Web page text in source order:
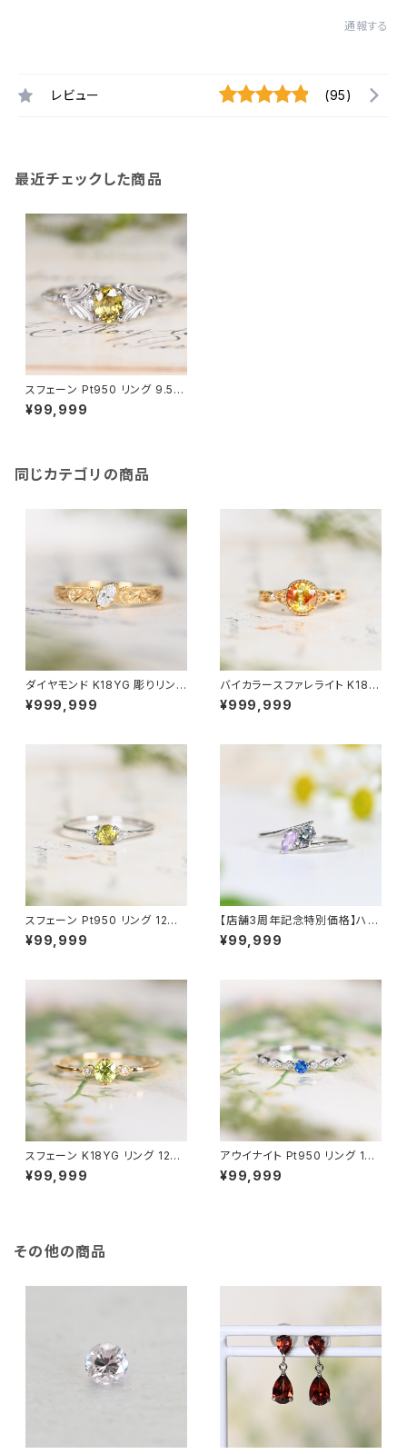
通報する
レビュー (95)
最近チェックした商品
スフェーン Pt950 リング 9.5号
（GH1100シアリー）
¥99,999
同じカテゴリの商品
ダイヤモンド K18YG 彫りリング
11号（GH1039）SCG6714
¥999,999
バイカラースファレライト K18Y
G リング 10号（JK6953）
¥999,999
スフェーン Pt950 リング 12号
（GH1145）
¥99,999
【店舗3周年記念特別価格】ハク
マナイト＆アレキサンドライト Pt
950 リング 12号（GH1222）
¥99,999
スフェーン K18YG リング 12号
（JK6390）
¥99,999
アウイナイト Pt950 リング 10
号（JK6900）
¥99,999
その他の商品